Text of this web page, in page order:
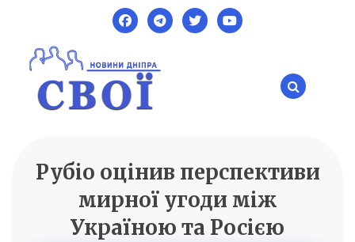
content
SVOI.DP.UA
Новини Дніпра
Рубіо оцінив перспективи
мирної угоди між
Україною та Росією